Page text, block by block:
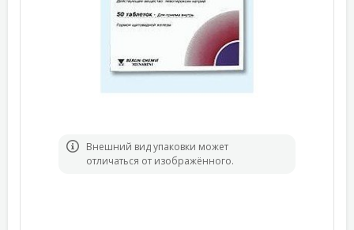
Bнешний вид упаковки может
отличаться от изображённого.